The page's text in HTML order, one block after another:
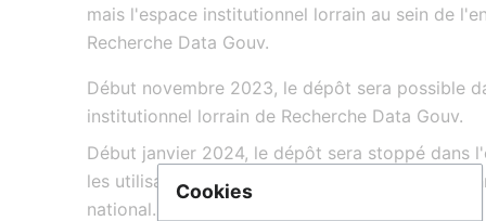
mais l'espace institutionnel lorrain au sein de
Recherche Data Gouv.
Début novembre 2023, le dépôt sera possible
institutionnel lorrain de Recherche Data Gouv.
Début janvier 2024, le dépôt sera stoppé dans
les utilisateurs renvoyés vers l'espace
national.
Cookies